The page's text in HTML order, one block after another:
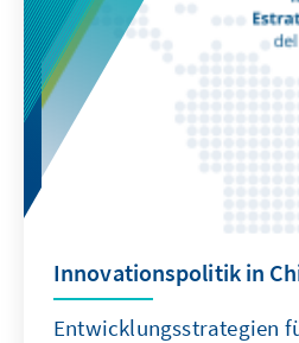
Innovationspolitik in
Entwicklungsstrategien